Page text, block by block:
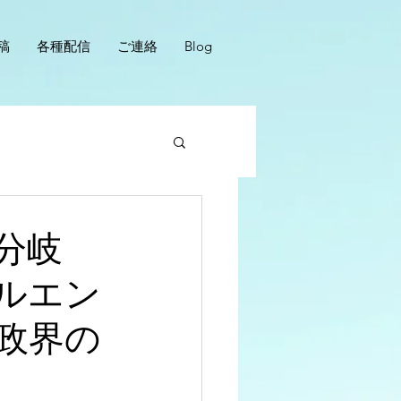
各種配信 ご連絡 Blog
岐
エン
界の